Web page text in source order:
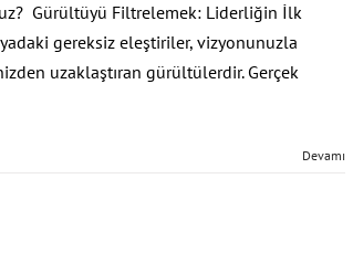
Gürültüyü Filtrelemek: Liderliğin İlk
gereksiz eleştiriler, vizyonunuzla
uzaklaştıran gürültülerdir. Gerçek
Devamı